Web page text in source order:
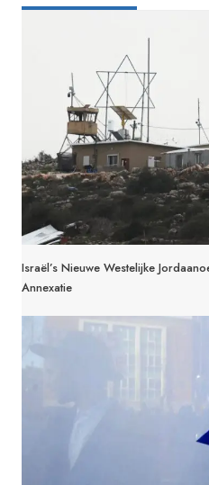
Israël’s Nieuwe Westelijke
Annexatie